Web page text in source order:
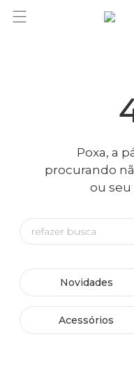
você merece 30% OFF
Poxa, a
procurando
ou seu
Novidades
Acessórios